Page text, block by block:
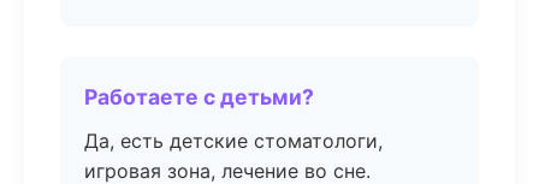
Работаете с детьми?
Да, есть детские стоматологи,
игровая зона, лечение во сне.